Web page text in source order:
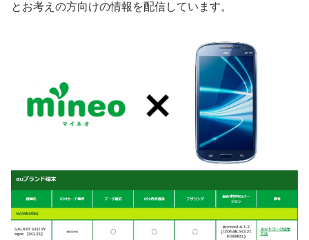
とお考えの方向けの情報を配信しています。